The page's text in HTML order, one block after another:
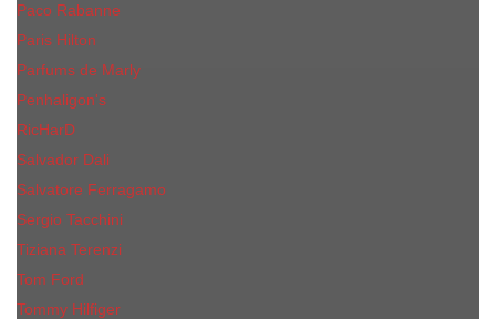
Paco Rabanne
Paris Hilton
Parfums de Marly
Penhaligon​'s
RicHarD
Salvador Dali
Salvatore Ferragamo
Sergio Tacchini
Tiziana Terenzi
Tom Ford
Tommy Hilfiger